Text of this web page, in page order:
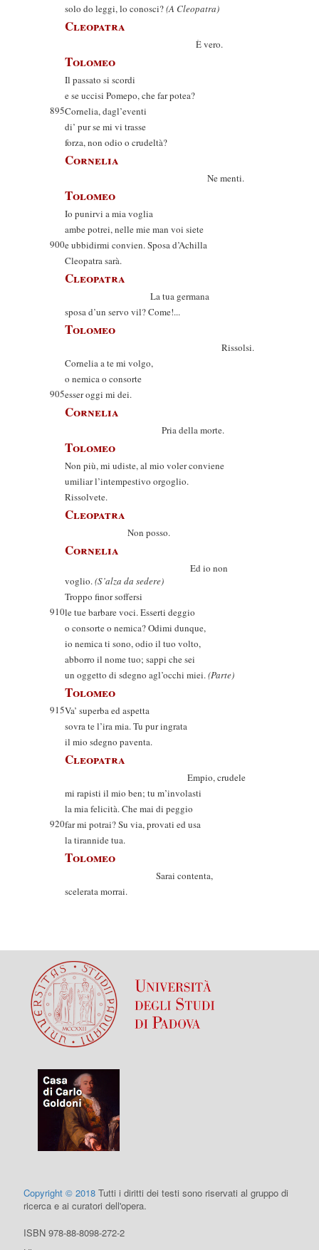
solo do leggi, lo conosci?(A Cleopatra)
Cleopatra
È vero.
Tolomeo
Il passato si scordi
e se uccisi Pomepo, che far potea?
895Cornelia, dagl’eventi
di’ pur se mi vi trasse
forza, non odio o crudeltà?
Cornelia
Ne menti.
Tolomeo
Io punirvi a mia voglia
ambe potrei, nelle mie man voi siete
900e ubbidirmi convien. Sposa d’Achilla
Cleopatra sarà.
Cleopatra
La tua germana
sposa d’un servo vil? Come!...
Tolomeo
Rissolsi.
Cornelia a te mi volgo,
o nemica o consorte
905esser oggi mi dei.
Cornelia
Pria della morte.
Tolomeo
Non più, mi udiste, al mio voler conviene
umiliar l’intempestivo orgoglio.
Rissolvete.
Cleopatra
Non posso.
Cornelia
Ed io non
voglio.(S’alza da sedere)
Troppo finor soffersi
910le tue barbare voci. Esserti deggio
o consorte o nemica? Odimi dunque,
io nemica ti sono, odio il tuo volto,
abborro il nome tuo; sappi che sei
un oggetto di sdegno agl’occhi miei.(Parte)
Tolomeo
915Va’ superba ed aspetta
sovra te l’ira mia. Tu pur ingrata
il mio sdegno paventa.
Cleopatra
Empio, crudele
mi rapisti il mio ben; tu m’involasti
la mia felicità. Che mai di peggio
920far mi potrai? Su via, provati ed usa
la tirannide tua.
Tolomeo
Sarai contenta,
scelerata morrai.
Copyright © 2018 Tutti i diritti dei testi sono riservati al gruppo di
ricerca e ai curatori dell'opera.
ISBN 978-88-8098-272-2